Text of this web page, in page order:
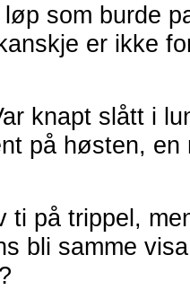
som burde
er ikke
knapt slått i
på høsten, en
ti på trippel,
bli samme